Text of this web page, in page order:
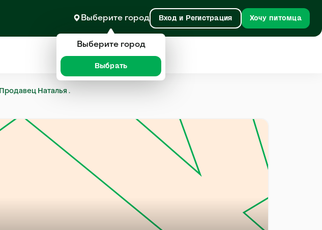
Выберите город Вход и Регистрация Хочу питомца
Продавец Наталья .
Выберите город
Выбрать